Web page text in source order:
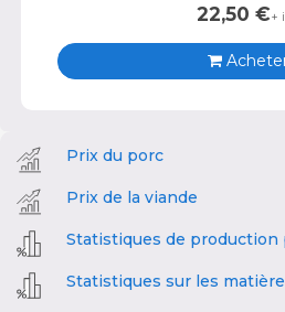
22,50 €+
Prix du porc
Prix de la viande
Statistiques de production
Statistiques sur les